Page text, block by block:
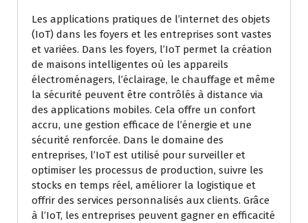
Les applications pratiques de l’internet des objets
(IoT) dans les foyers et les entreprises sont vastes
et variées. Dans les foyers, l’IoT permet la création
de maisons intelligentes où les appareils
électroménagers, l’éclairage, le chauffage et même
la sécurité peuvent être contrôlés à distance via
des applications mobiles. Cela offre un confort
accru, une gestion efficace de l’énergie et une
sécurité renforcée. Dans le domaine des
entreprises, l’IoT est utilisé pour surveiller et
optimiser les processus de production, suivre les
stocks en temps réel, améliorer la logistique et
offrir des services personnalisés aux clients. Grâce
à l’IoT, les entreprises peuvent gagner en efficacité